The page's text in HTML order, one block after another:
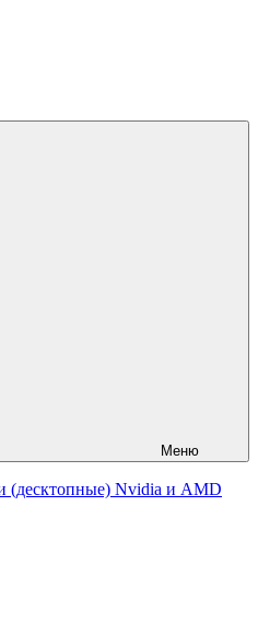
Меню
(десктопные) Nvidia и AMD